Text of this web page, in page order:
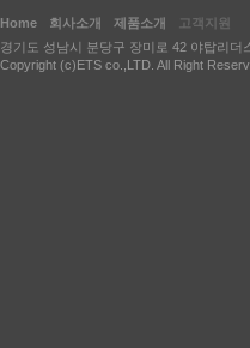
Home 회사소개 제품소개
고객지원
경기도 성남시 분당구 장미로 42 야탑리더
Copyright (c)ETS co.,LTD. All Right